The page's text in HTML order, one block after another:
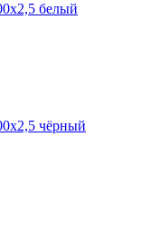
белый
чёрный